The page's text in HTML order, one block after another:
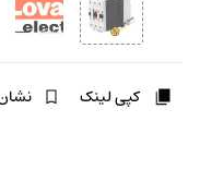
کپی لینک